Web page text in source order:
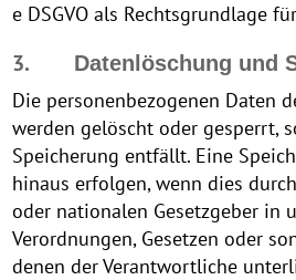
e DSGVO als Rechtsgrundlage
3. Datenlöschung und
Die personenbezogenen Daten
werden gelöscht oder gesperrt,
Speicherung entfällt. Eine
hinaus erfolgen, wenn dies
oder nationalen Gesetzgeber in
Verordnungen, Gesetzen oder
denen der Verantwortliche